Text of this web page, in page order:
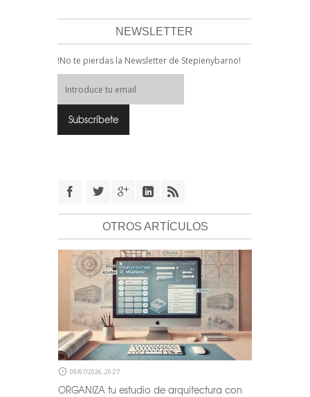
NEWSLETTER
!No te pierdas la Newsletter de Stepienybarno!
OTROS ARTÍCULOS
09/07/2026, 20:27
ORGANIZA tu estudio de arquitectura con